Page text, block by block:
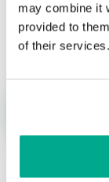
may combine it
provided to
of their services.
Nombre*